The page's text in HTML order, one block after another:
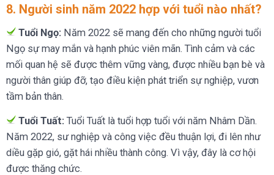
8. Người sinh năm 2022 hợp với tuổi nào nhất?
Tuổi Ngọ: Năm 2022 sẽ mang đến cho những người tuổi
Ngọ sự may mắn và hạnh phúc viên mãn. Tình cảm và các
mối quan hệ sẽ được thêm vững vàng, được nhiều bạn bè và
người thân giúp đỡ, tạo điều kiện phát triển sự nghiệp, vươn
tầm bản thân.
Tuổi Tuất: Tuổi Tuất là tuổi hợp tuổi với năm Nhâm Dần.
Năm 2022, sư nghiệp và công việc đều thuận lợi, đi lên như
diều gặp gió, gặt hái nhiều thành công. Vì vậy, đây là cơ hội
được thăng chức.